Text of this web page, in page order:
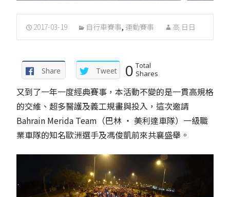
2017-03-19 自行車賽事, 運動賽事 高 日日
Share Tweet 0 Total
Shares
又到了一年一度經典賽事，本活動不變的是一貫高規格
的交維、超多醫護及義工規畫與投入，這次邀請
Bahrain Merida Team（巴林 ‧ 美利達車隊）一級職
業車隊的知名歐洲選手及馮俊凱前來共襄盛舉。